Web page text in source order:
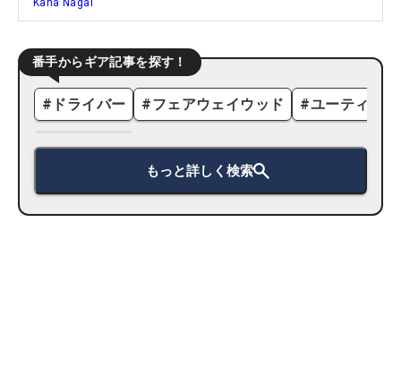
Kana Nagai
番手からギア記事を探す！
# ドライバー #フェアウェイウッド #ユーティリ
もっと詳しく検索